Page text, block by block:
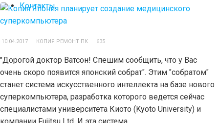
Контакты
10.04.2017 КОПИЯ РЕМОНТ ПК 635
"Дорогой доктор Ватсон! Спешим сообщить, что у Вас
очень скоро появится японский собрат". Этим "собратом"
станет система искусственного интеллекта на базе нового
суперкомпьютера, разработка которого ведется сейчас
специалистами университета Киото (Kyoto University) и